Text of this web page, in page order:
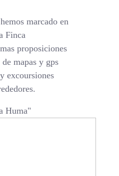
marcado en
Finca
proposiciones
mapas y gps
excoursiones